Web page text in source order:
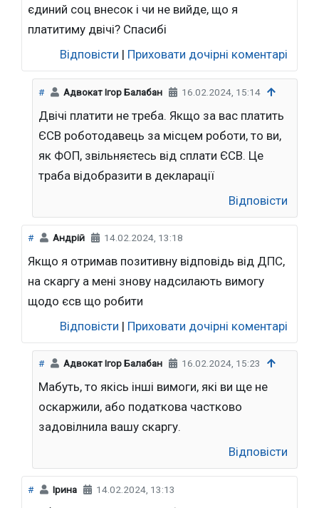
єдиний соц внесок і чи не вийде, що я
платитиму двічі? Спасибі
Відповісти | Приховати дочірні коментарі
# Адвокат Ігор Балабан 16.02.2024, 15:14
Двічі платити не треба. Якщо за вас платить
ЄСВ роботодавець за місцем роботи, то ви,
як ФОП, звільняєтесь від сплати ЄСВ. Це
траба відобразити в декларації
Відповісти
# Андрій 14.02.2024, 13:18
Якщо я отримав позитивну відповідь від ДПС,
на скаргу а мені знову надсилають вимогу
щодо єсв що робити
Відповісти | Приховати дочірні коментарі
# Адвокат Ігор Балабан 16.02.2024, 15:23
Мабуть, то якісь інші вимоги, які ви ще не
оскаржили, або податкова частково
задовілнила вашу скаргу.
Відповісти
# Ірина 14.02.2024, 13:13